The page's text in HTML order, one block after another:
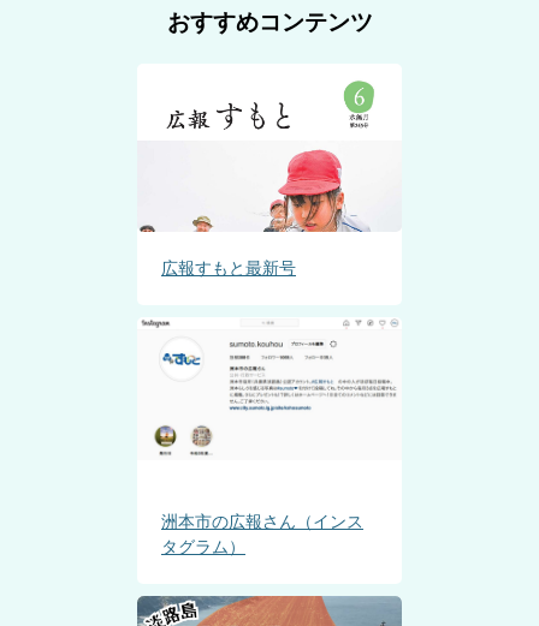
おすすめコンテンツ
広報すもと最新号
洲本市の広報さん（インス
タグラム）